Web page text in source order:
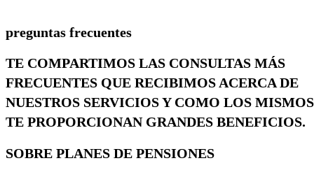
preguntas frecuentes
TE COMPARTIMOS LAS CONSULTAS MÁS
FRECUENTES QUE RECIBIMOS ACERCA DE
NUESTROS SERVICIOSY COMO LOS MISMOS
TE PROPORCIONAN GRANDES BENEFICIOS.
SOBRE PLANES DE PENSIONES